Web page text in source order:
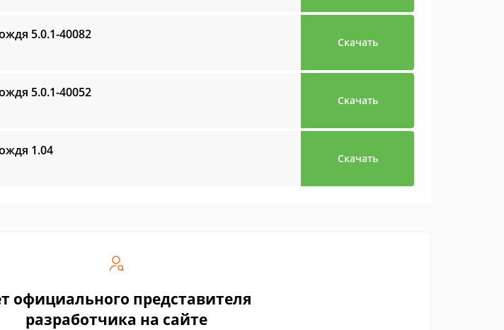
5.0.1-40082
Скачать
5.0.1-40052
Скачать
1.04
Скачать
официального представителя
разработчика на сайте